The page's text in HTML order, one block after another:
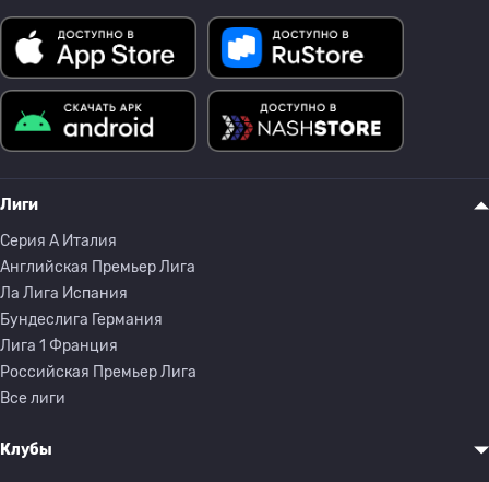
Лиги
Серия A Италия
Английская Премьер Лига
Ла Лига Испания
Бундеслига Германия
Лига 1 Франция
Российская Премьер Лига
Все лиги
Клубы